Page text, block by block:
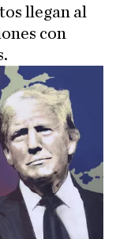
llegan al
con